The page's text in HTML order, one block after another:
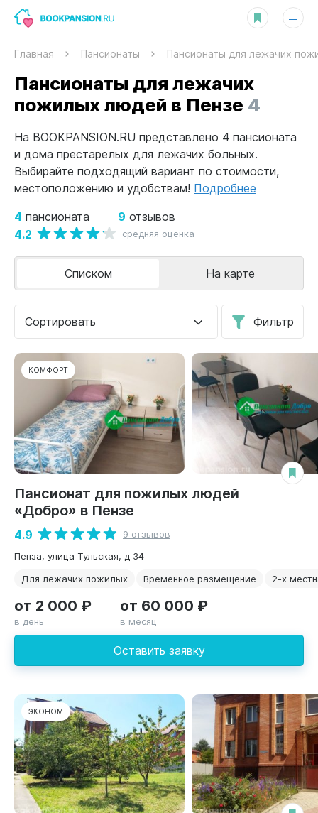
Главная Пансионаты Пансионаты для лежачих
Пансионаты для лежачих
пожилых людей в Пензе 4
На BOOKPANSION.RU представлено 4 пансионата
и дома престарелых для лежачих больных.
Выбирайте подходящий вариант по стоимости,
местоположению и удобствам! Подробнее
4 пансионата 9 отзывов
4.2 средняя оценка
Сортировать Фильтр
Списком На карте
КОМФОРТ
Пансионат для пожилых людей
«Добро» в Пензе
4.9
9 отзывов
Пенза, улица Тульская, д 34
Для лежачих пожилых
Временное размещение 2-х
Оставить заявку
от 2 000 ₽
в день
от 60 000 ₽
в месяц
ЭКОНОМ